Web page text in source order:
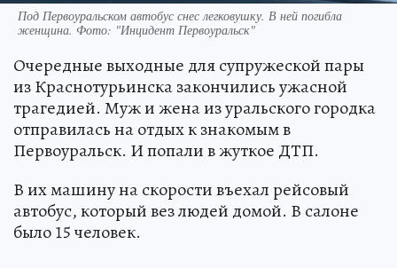
Под Первоуральском автобус снес легковушку. В ней погибла
женщина. Фото: "Инцидент Первоуральск"
Очередные выходные для супружеской пары
из Краснотурьинска закончились ужасной
трагедией. Муж и жена из уральского городка
отправилась на отдых к знакомым в
Первоуральск. И попали в жуткое ДТП.
В их машину на скорости въехал рейсовый
автобус, который вез людей домой. В салоне
было 15 человек.